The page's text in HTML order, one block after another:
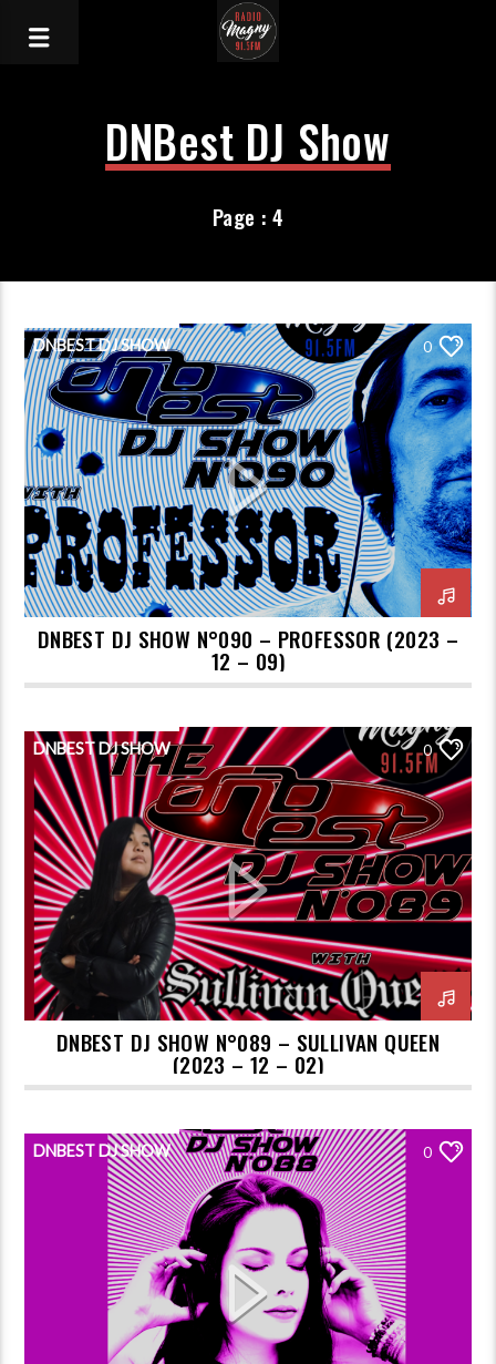
DNBest DJ Show
Page : 4
DNBEST DJ SHOW 0
DNBEST DJ SHOW N°090 – PROFESSOR (2023 –
12 – 09)
DNBEST DJ SHOW 0
DNBEST DJ SHOW N°089 – SULLIVAN QUEEN
(2023 – 12 – 02)
DNBEST DJ SHOW 0